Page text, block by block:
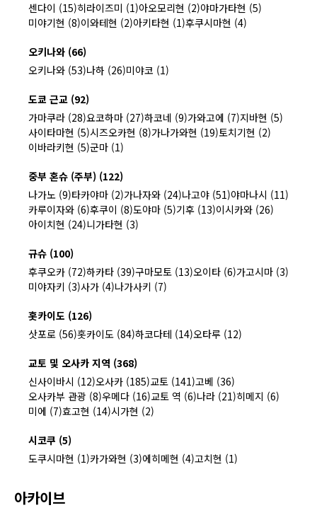
센다이 (15)히라이즈미 (1)아오모리현 (2)야마가타현 (5)
미야기현 (8)이와테현 (2)아키타현 (1)후쿠시마현 (4)
오키나와 (66)
오키나와 (53)나하 (26)미야코 (1)
도쿄 근교 (92)
가마쿠라 (28)요코하마 (27)하코네 (9)가와고에 (7)지바현 (5)
사이타마현 (5)시즈오카현 (8)가나가와현 (19)토치기현 (2)
이바라키현 (5)군마 (1)
중부 혼슈 (주부) (122)
나가노 (9)타카야마 (2)가나자와 (24)나고야 (51)야마나시 (11)
카루이자와 (6)후쿠이 (8)도야마 (5)기후 (13)이시카와 (26)
아이치현 (24)니가타현 (3)
규슈 (100)
후쿠오카 (72)하카타 (39)구마모토 (13)오이타 (6)가고시마 (3)
미야자키 (3)사가 (4)나가사키 (7)
홋카이도 (126)
삿포로 (56)홋카이도 (84)하코다테 (14)오타루 (12)
교토 및 오사카 지역 (368)
신사이바시 (12)오사카 (185)교토 (141)고베 (36)
오사카부 관광 (8)우메다 (16)교토 역 (6)나라 (21)히메지 (6)
미에 (7)효고현 (14)시가현 (2)
시코쿠 (5)
도쿠시마현 (1)카가와현 (3)에히메현 (4)고치현 (1)
아카이브